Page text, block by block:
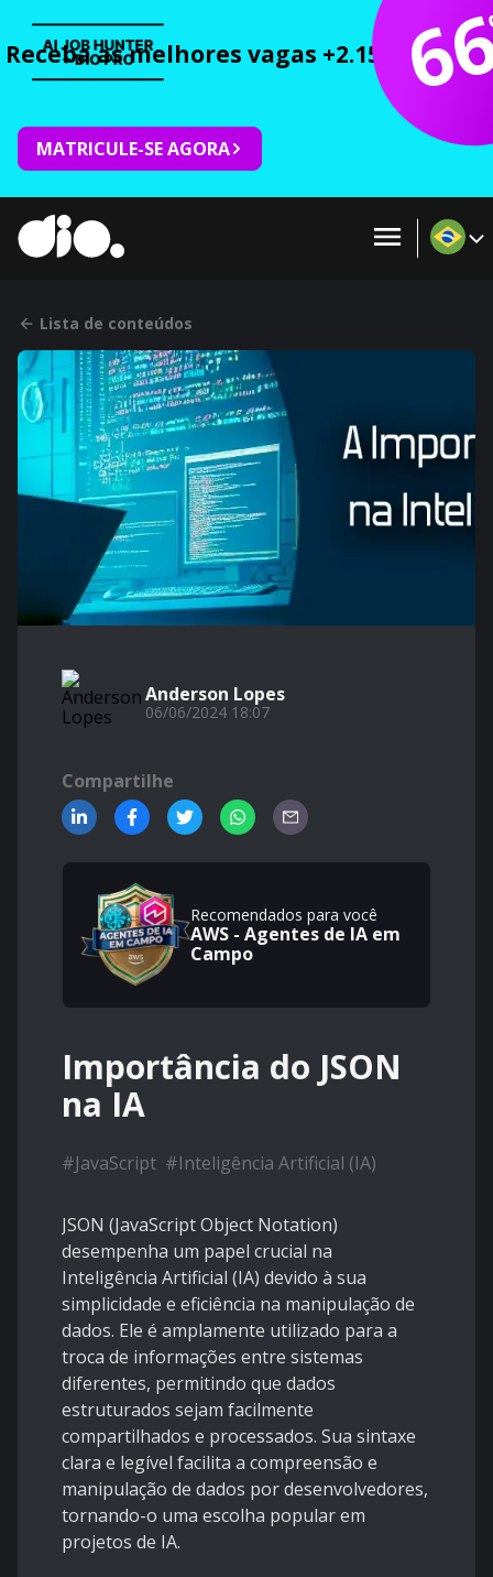
Receba as melhores vagas +2.150 cursos
MATRICULE-SE AGORA
Lista de conteúdos
Anderson Lopes
06/06/2024 18:07
Compartilhe
Recomendados para você
AWS - Agentes de IA em
Campo
Importância do JSON
na IA
#JavaScript #Inteligência Artificial (IA)
JSON (JavaScript Object Notation)
desempenha um papel crucial na
Inteligência Artificial (IA) devido à sua
simplicidade e eficiência na manipulação de
dados. Ele é amplamente utilizado para a
troca de informações entre sistemas
diferentes, permitindo que dados
estruturados sejam facilmente
compartilhados e processados. Sua sintaxe
clara e legível facilita a compreensão e
manipulação de dados por desenvolvedores,
tornando-o uma escolha popular em
projetos de IA.